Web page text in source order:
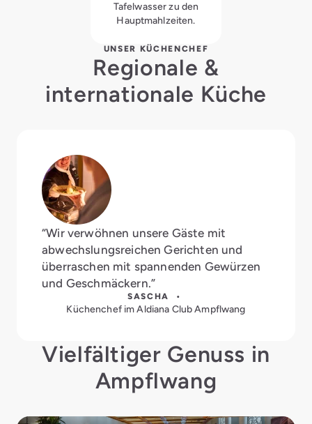
Tafelwasser zu den
Hauptmahlzeiten.
UNSER KÜCHENCHEF
Regionale &
internationale Küche
“Wir verwöhnen unsere Gäste mit
abwechslungsreichen Gerichten und
überraschen mit spannenden Gewürzen
und Geschmäckern.”
SASCHA •
Küchenchef im Aldiana Club Ampflwang
Vielfältiger Genuss in
Ampflwang